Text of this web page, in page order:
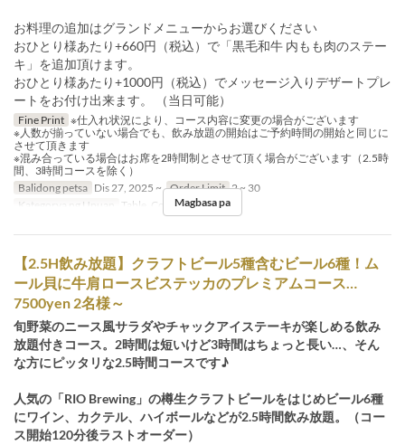
お料理の追加はグランドメニューからお選びください
おひとり様あたり+660円（税込）で「黒毛和牛 内もも肉のステー
キ」を追加頂けます。
おひとり様あたり+1000円（税込）でメッセージ入りデザートプレ
ートをお付け出来ます。 （当日可能）
Fine Print ※仕入れ状況により、コース内容に変更の場合がございます
※人数が揃っていない場合でも、飲み放題の開始はご予約時間の開始と同じに
させて頂きます
※混み合っている場合はお席を2時間制とさせて頂く場合がございます（2.5時
間、3時間コースを除く）
Balidong petsa Dis 27, 2025 ~ Order Limit 2 ~ 30
Kategorya ng Upuan
Table, Counter, Terrace
Magbasa pa
【2.5H飲み放題】クラフトビール5種含むビール6種！ム
ール貝に牛肩ロースビステッカのプレミアムコース…
7500yen 2名様～
旬野菜のニース風サラダやチャックアイステーキが楽しめる飲み
放題付きコース。2時間は短いけど3時間はちょっと長い…、そん
な方にピッタリな2.5時間コースです♪
人気の「RIO Brewing」の樽生クラフトビールをはじめビール6種
にワイン、カクテル、ハイボールなどが2.5時間飲み放題。（コー
ス開始120分後ラストオーダー）